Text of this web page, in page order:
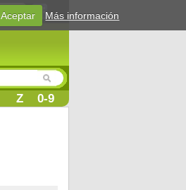
Login
Z 0-9
Aceptar Más información